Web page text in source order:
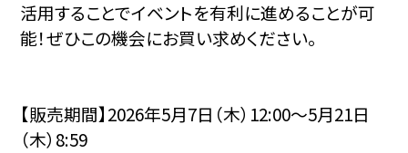
活用することでイベントを有利に進めることが可
能！ぜひこの機会にお買い求めください。
【販売期間】2026年5月7日（木）12:00～5月21日
（木）8:59